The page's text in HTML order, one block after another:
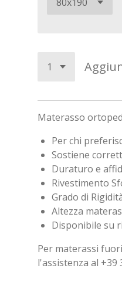
Materasso
Per chi
Sostiene
Duraturo e
Rivestimento
Grado di
Altezza
Disponibile su
Per materassi
l'assistenza al +39